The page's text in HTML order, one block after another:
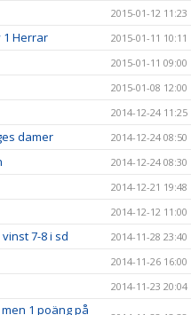
2015-01-12 11:23
1 Herrar 2015-01-11 10:11
2015-01-11 09:00
2015-01-08 12:00
2014-12-24 11:25
damer 2014-12-24 08:50
2014-12-24 08:30
2014-12-21 19:48
2014-12-12 11:00
7-8 i sd 2014-11-28 23:40
2014-11-26 16:00
2014-11-23 20:04
1 poäng på